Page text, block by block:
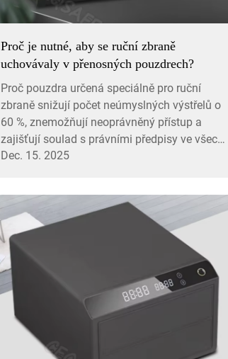
Proč je nutné, aby se ruční zbraně
uchovávaly v přenosných pouzdrech?
Proč pouzdra určená speciálně pro ruční
zbraně snižují počet neúmyslných výstřelů o
60 %, znemožňují neoprávněný přístup a
zajišťují soulad s právními předpisy ve všech
50 státech. Objevte chytré řešení pro
Dec. 15. 2025